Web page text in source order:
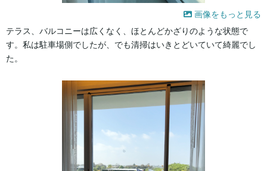
画像をもっと見る
テラス、バルコニーは広くなく、ほとんどかざりのような状態で
す。私は駐車場側でしたが、でも清掃はいきとどいていて綺麗でし
た。